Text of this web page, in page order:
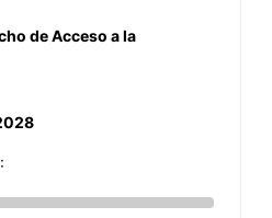
de Acceso a la